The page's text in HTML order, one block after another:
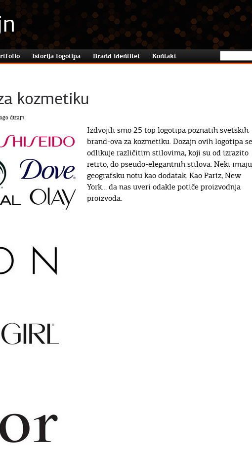
Istorija logotipa Brand identitet Kontakt
kozmetiku
dizajn
Izdvojili smo 25 top logotipa poznatih svetskih
brand-ova za kozmetiku. Dozajn ovih logotipa se
odlikuje različitim stilovima, koji su od izrazito
retrto, do pseudo-elegantnih stilova. Neki imaju
geografsku notu kao dodatak. Kao Pariz, New
York… da nas uveri odakle potiče proizvodnja
proizvoda.